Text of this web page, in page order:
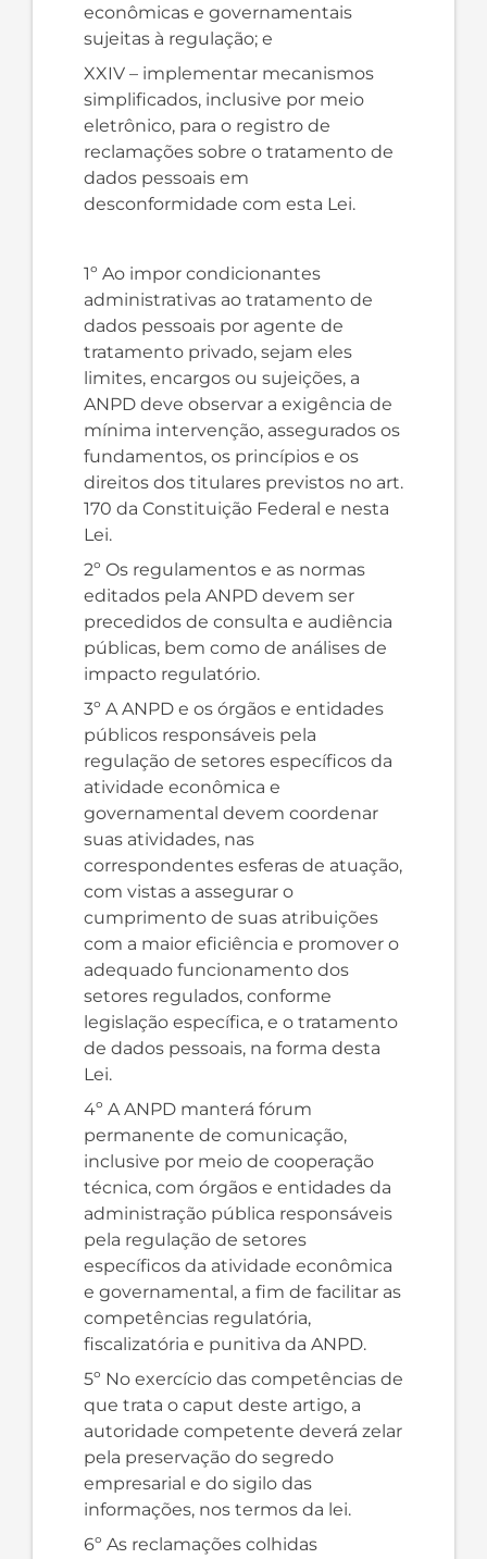
econômicas e governamentais
sujeitas à regulação; e
XXIV – implementar mecanismos
simplificados, inclusive por meio
eletrônico, para o registro de
reclamações sobre o tratamento de
dados pessoais em
desconformidade com esta Lei.
1º Ao impor condicionantes
administrativas ao tratamento de
dados pessoais por agente de
tratamento privado, sejam eles
limites, encargos ou sujeições, a
ANPD deve observar a exigência de
mínima intervenção, assegurados os
fundamentos, os princípios e os
direitos dos titulares previstos no art.
170 da Constituição Federal e nesta
Lei.
2º Os regulamentos e as normas
editados pela ANPD devem ser
precedidos de consulta e audiência
públicas, bem como de análises de
impacto regulatório.
3º A ANPD e os órgãos e entidades
públicos responsáveis pela
regulação de setores específicos da
atividade econômica e
governamental devem coordenar
suas atividades, nas
correspondentes esferas de atuação,
com vistas a assegurar o
cumprimento de suas atribuições
com a maior eficiência e promover o
adequado funcionamento dos
setores regulados, conforme
legislação específica, e o tratamento
de dados pessoais, na forma desta
Lei.
4º A ANPD manterá fórum
permanente de comunicação,
inclusive por meio de cooperação
técnica, com órgãos e entidades da
administração pública responsáveis
pela regulação de setores
específicos da atividade econômica
e governamental, a fim de facilitar as
competências regulatória,
fiscalizatória e punitiva da ANPD.
5º No exercício das competências de
que trata o caput deste artigo, a
autoridade competente deverá zelar
pela preservação do segredo
empresarial e do sigilo das
informações, nos termos da lei.
6º As reclamações colhidas